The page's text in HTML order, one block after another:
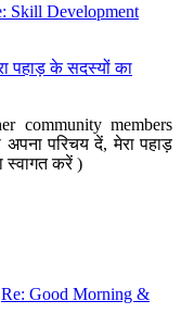
Skill Development
पहाड़ के सदस्यों का
community members
परिचय दें, मेरा पहाड़
स्वागत करें )
Re: Good Morning &